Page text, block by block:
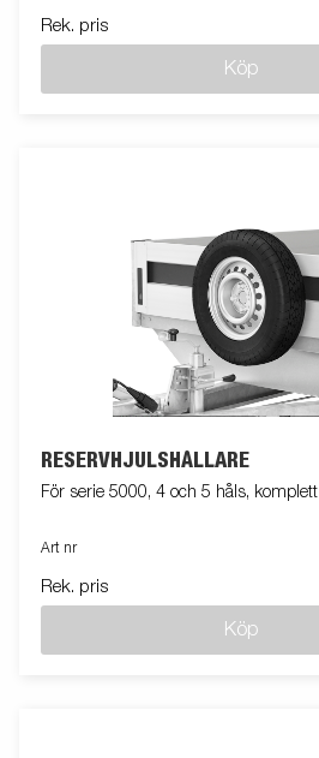
Rek. pris
Köp
RESERVHJULSHÅLLARE
För serie 5000, 4 och 5 håls, komplett
Art nr
Rek. pris
Köp